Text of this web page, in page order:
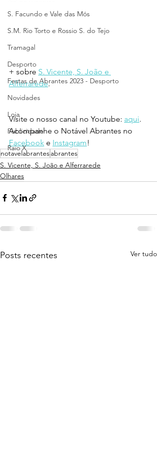
S. Facundo e Vale das Mós
S.M. Rio Torto e Rossio S. do Tejo
Tramagal
Desporto
Festas de Abrantes 2023 - Desporto
Novidades
Loja
Publicidade
Raio X
+ sobre S. Vicente, S. João e
Alferrarede.
Visite o nosso canal no Youtube: aqui.
Acompanhe o Notável Abrantes no
Facebook e Instagram!
notavelabrantesabrantes
S. Vicente, S. João e Alferrarede
Olhares
Posts recentes Ver tudo